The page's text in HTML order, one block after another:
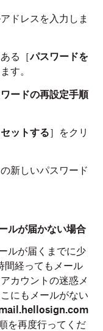
ドレスを入力しま
る［パスワードを
す。
ードの再設定手順
ットする］をクリ
新しいパスワード
ルが届かない場合
ルが届くまでに少
間経ってもメール
カウントの迷惑メ
にもメールがない
を再度行ってくだ